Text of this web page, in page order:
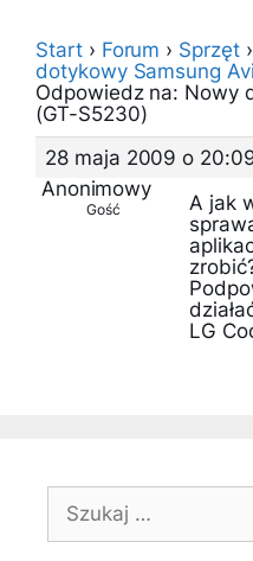
Start › Forum › Sprzęt ›
dotykowy Samsung
Odpowiedz na: Nowy
(GT-S5230)
28 maja 2009 o
Anonimowy
Gość
A jak
LG
Szukaj: